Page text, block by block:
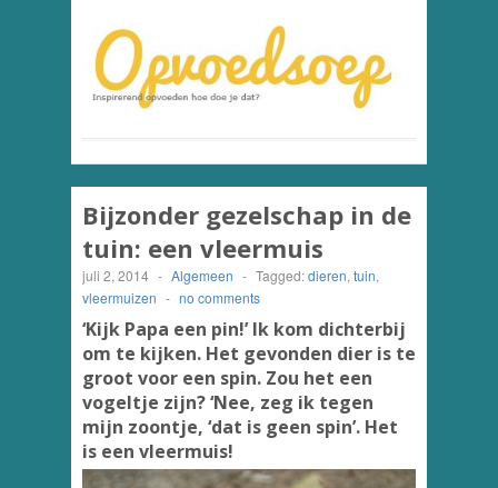
Bijzonder gezelschap in de
tuin: een vleermuis
juli 2, 2014 - Algemeen - Tagged:dieren, tuin,
vleermuizen - no comments
‘Kijk Papa een pin!’ Ik kom dichterbij
om te kijken. Het gevonden dier is te
groot voor een spin. Zou het een
vogeltje zijn? ‘Nee, zeg ik tegen
mijn zoontje, ‘dat is geen spin’. Het
is een vleermuis!